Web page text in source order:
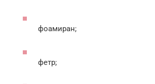
фоамиран;
фетр;